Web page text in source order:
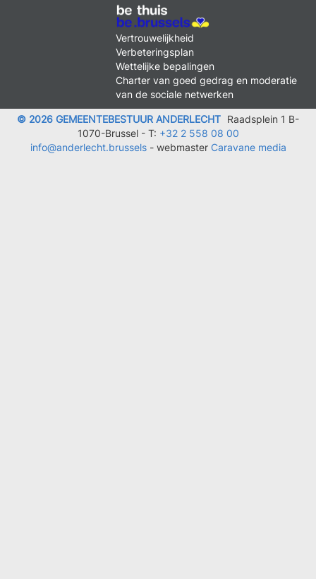
MENU
FOOTER
LEGAL
Vertrouwelijkheid
Verbeteringsplan
Wettelijke bepalingen
Charter van goed gedrag en moderatie
van de sociale netwerken
© 2026 GEMEENTEBESTUUR ANDERLECHT Raadsplein 1 B-
1070-Brussel - T: +32 2 558 08 00
info@anderlecht.brussels- webmaster Caravane media